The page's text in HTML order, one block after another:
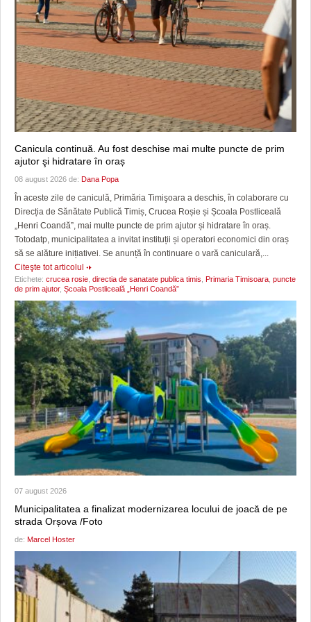
Canicula continuă. Au fost deschise mai multe puncte de prim
ajutor şi hidratare în oraș
08 august 2026 de: Dana Popa
În aceste zile de caniculă, Primăria Timişoara a deschis, în colaborare cu
Direcția de Sănătate Publică Timiș, Crucea Roșie și Școala Postliceală
„Henri Coandă”, mai multe puncte de prim ajutor și hidratare în oraș.
Totodatp, municipalitatea a invitat instituții și operatori economici din oraș
să se alăture inițiativei. Se anunță în continuare o vară caniculară,...
Citeşte tot articolul
Etichete: crucea rosie directia de sanatate publica timis Primaria Timisoara puncte
de prim ajutor, Școala Postliceală „Henri Coandă”
07 august 2026
Municipalitatea a finalizat modernizarea locului de joacă de pe
strada Orșova /Foto
de: Marcel Hoster